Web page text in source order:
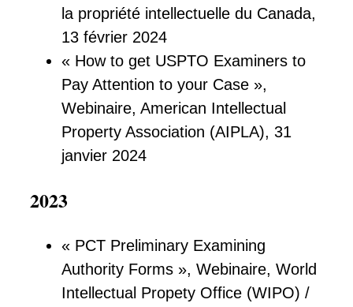
la propriété intellectuelle du Canada,
13 février 2024
« How to get USPTO Examiners to
Pay Attention to your Case »,
Webinaire, American Intellectual
Property Association (AIPLA), 31
janvier 2024
2023
« PCT Preliminary Examining
Authority Forms », Webinaire, World
Intellectual Propety Office (WIPO) /